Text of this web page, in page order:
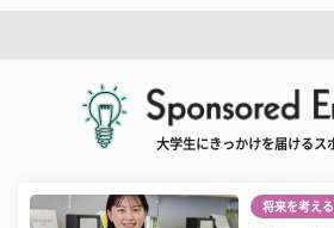
大学生にきっかけを届けるス
将来を考える